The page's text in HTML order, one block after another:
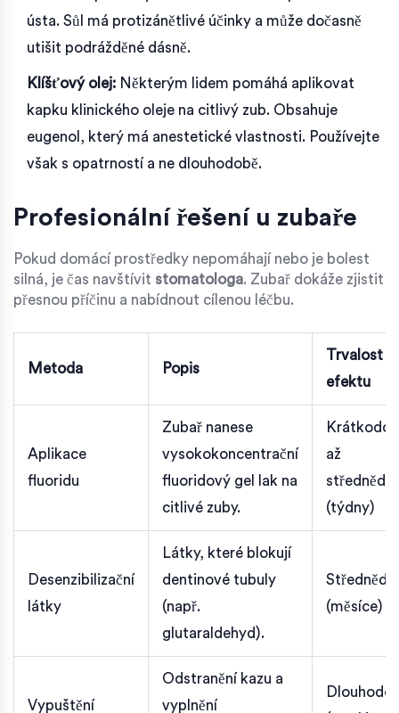
ústa. Sůl má protizánětlivé účinky a může dočasně
utišit podrážděné dásně.
Klíšťový olej: Některým lidem pomáhá aplikovat
kapku klinického oleje na citlivý zub. Obsahuje
eugenol, který má anestetické vlastnosti. Používejte
však s opatrností a ne dlouhodobě.
Profesionální řešení u zubaře
Pokud domácí prostředky nepomáhají nebo je bolest
silná, je čas navštívit stomatologa. Zubař dokáže zjistit
přesnou příčinu a nabídnout cílenou léčbu.
Metoda Popis
Trvalost
efektu
Aplikace
fluoridu
Zubař nanese
vysokokoncentrační
fluoridový gel lak na
citlivé zuby.
až
(týdny)
Desenzibilizační
látky
Látky, které blokují
dentinové tubuly
(např.
glutaraldehyd).
(měsíce)
Vypuštění
Odstranění kazu a
vyplnění